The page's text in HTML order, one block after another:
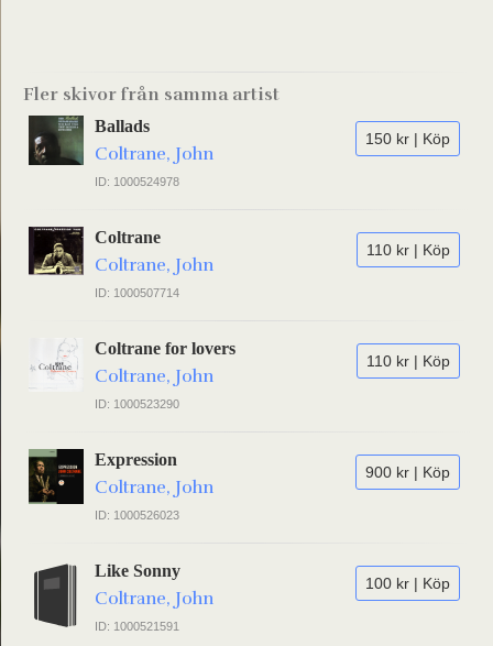
Fler skivor från samma artist
150 kr | Köp
Ballads
Coltrane, John
ID: 1000524978
110 kr | Köp
Coltrane
Coltrane, John
ID: 1000507714
110 kr | Köp
Coltrane for lovers
Coltrane, John
ID: 1000523290
900 kr | Köp
Expression
Coltrane, John
ID: 1000526023
100 kr | Köp
Like Sonny
Coltrane, John
ID: 1000521591